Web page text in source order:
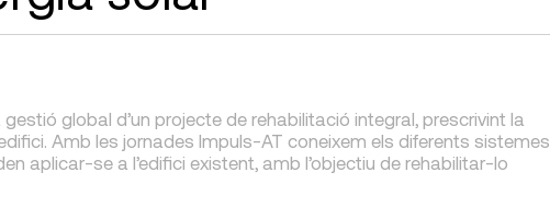
global d’un projecte de rehabilitació integral, prescrivint la
Amb les jornades Impuls-AT coneixem els diferents sistemes
aplicar-se a l’edifici existent, amb l’objectiu de rehabilitar-lo